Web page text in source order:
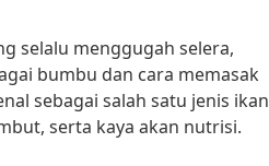
selalu menggugah selera,
bumbu dan cara memasak
sebagai salah satu jenis ikan
serta kaya akan nutrisi.